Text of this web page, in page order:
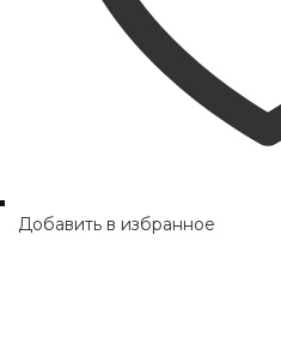
Добавить в избранное